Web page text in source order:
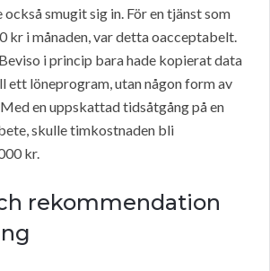
också smugit sig in. För en tjänst som
kr i månaden, var detta oacceptabelt.
i princip bara hade kopierat data
ett löneprogram, utan någon form av
en uppskattad tidsåtgång på en
skulle timkostnaden bli
kr.
rekommendation